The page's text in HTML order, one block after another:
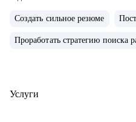
"+" и продала как готовый
• 10 лет управляла бизнесом
• Эксперт в области ведения
Создать сильное резюме
Проработать стратегию поиска
Услуги